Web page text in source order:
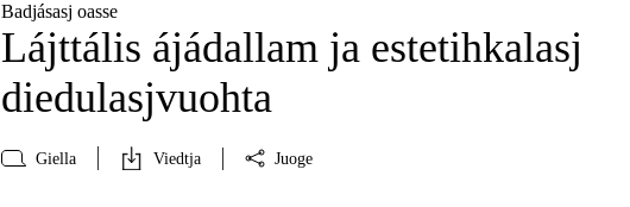
Badjásasj oasse
Lájttális ájádallam ja estetihkalasj
diedulasjvuohta
Giella Viedtja Juoge